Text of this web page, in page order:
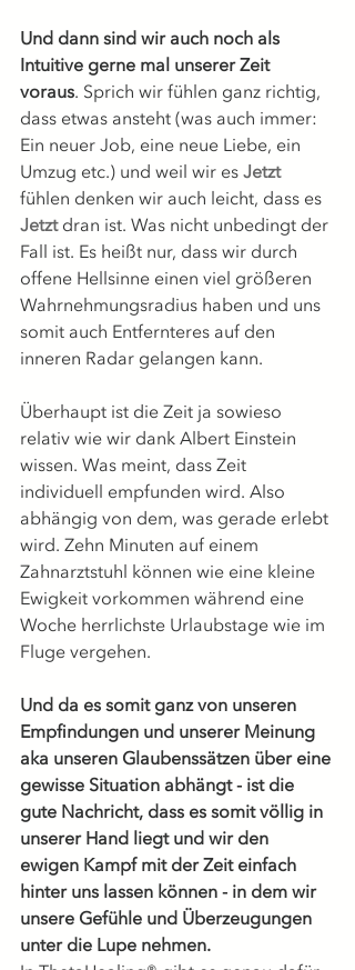
Und dann sind wir auch noch als
Intuitive gerne mal unserer Zeit
voraus. Sprich wir fühlen ganz richtig,
dass etwas ansteht (was auch immer:
Ein neuer Job, eine neue Liebe, ein
Umzug etc.) und weil wir es Jetzt
fühlen denken wir auch leicht, dass es
Jetzt dran ist. Was nicht unbedingt der
Fall ist. Es heißt nur, dass wir durch
offene Hellsinne einen viel größeren
Wahrnehmungsradius haben und uns
somit auch Entfernteres auf den
inneren Radar gelangen kann.
Überhaupt ist die Zeit ja sowieso
relativ wie wir dank Albert Einstein
wissen. Was meint, dass Zeit
individuell empfunden wird. Also
abhängig von dem, was gerade erlebt
wird. Zehn Minuten auf einem
Zahnarztstuhl können wie eine kleine
Ewigkeit vorkommen während eine
Woche herrlichste Urlaubstage wie im
Fluge vergehen.
Und da es somit ganz von unseren
Empfindungen und unserer Meinung
aka unseren Glaubenssätzen über eine
gewisse Situation abhängt - ist die
gute Nachricht, dass es somit völlig in
unserer Hand liegt und wir den
ewigen Kampf mit der Zeit einfach
hinter uns lassen können - in dem wir
unsere Gefühle und Überzeugungen
unter die Lupe nehmen.